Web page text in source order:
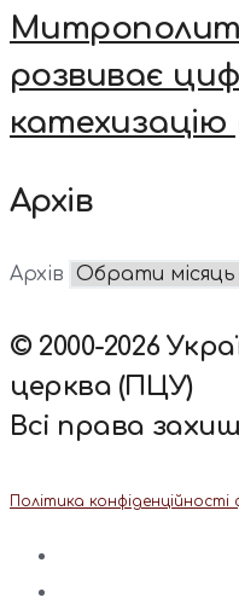
розвиває
катехизацію
Архів
Архів
© 2000-2026
церква (ПЦУ)
Всі права
Політика